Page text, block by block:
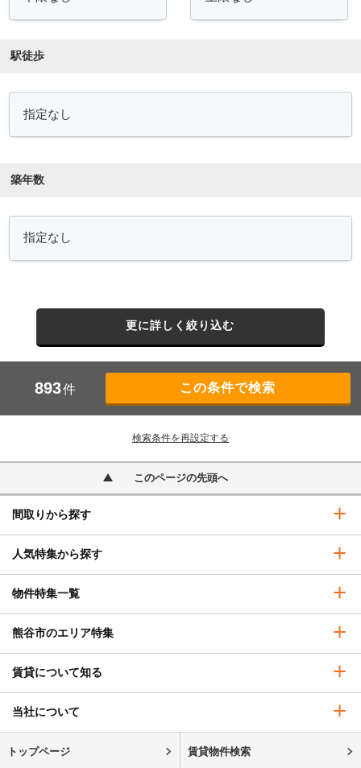
駅徒歩
築年数
更に詳しく絞り込む
893件
検索条件を再設定する
このページの先頭へ
間取りから探す
人気特集から探す
物件特集一覧
熊谷市のエリア特集
賃貸について知る
当社について
トップページ 賃貸物件検索